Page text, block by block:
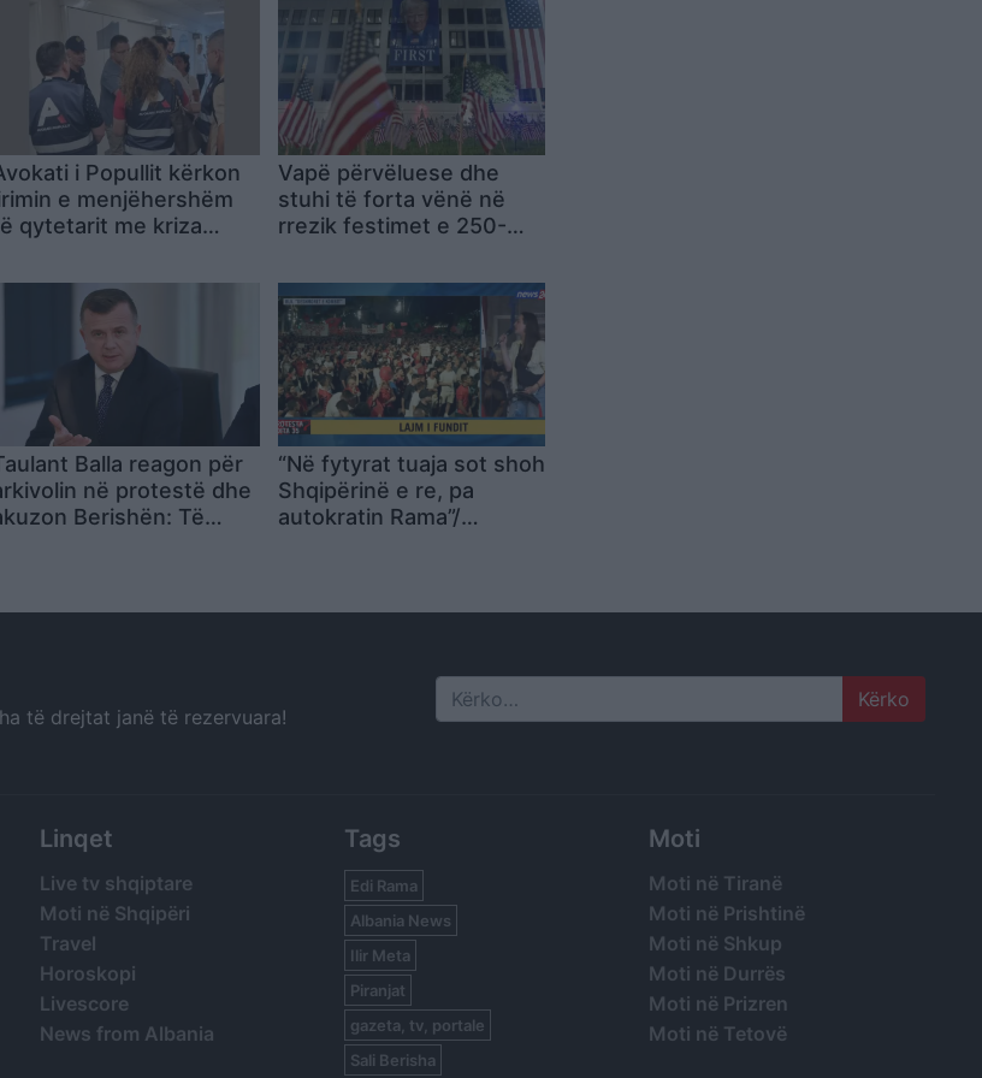
i Popullit kërkon
e menjëhershëm
qytetarit me kriza
rrezikon jetën
Vapë përvëluese dhe
stuhi të forta vënë në
rrezik festimet e 250-
SHBA-së
Balla reagon për
në protestë dhe
Berishën: Të
“Në fytyrat tuaja sot shoh
Shqipërinë e re, pa
autokratin Rama”/
të drejtat janë të rezervuara! Search
Linqet
Live tv shqiptare
Moti në Shqipëri
Travel
Horoskopi
Livescore
News from Albania
Tags
Edi Rama
Albania News
Ilir Meta
Piranjat
gazeta, tv, portale
Sali Berisha
Moti
Moti në Tiranë
Moti në Prishtinë
Moti në Shkup
Moti në Durrës
Moti në Prizren
Moti në Tetovë